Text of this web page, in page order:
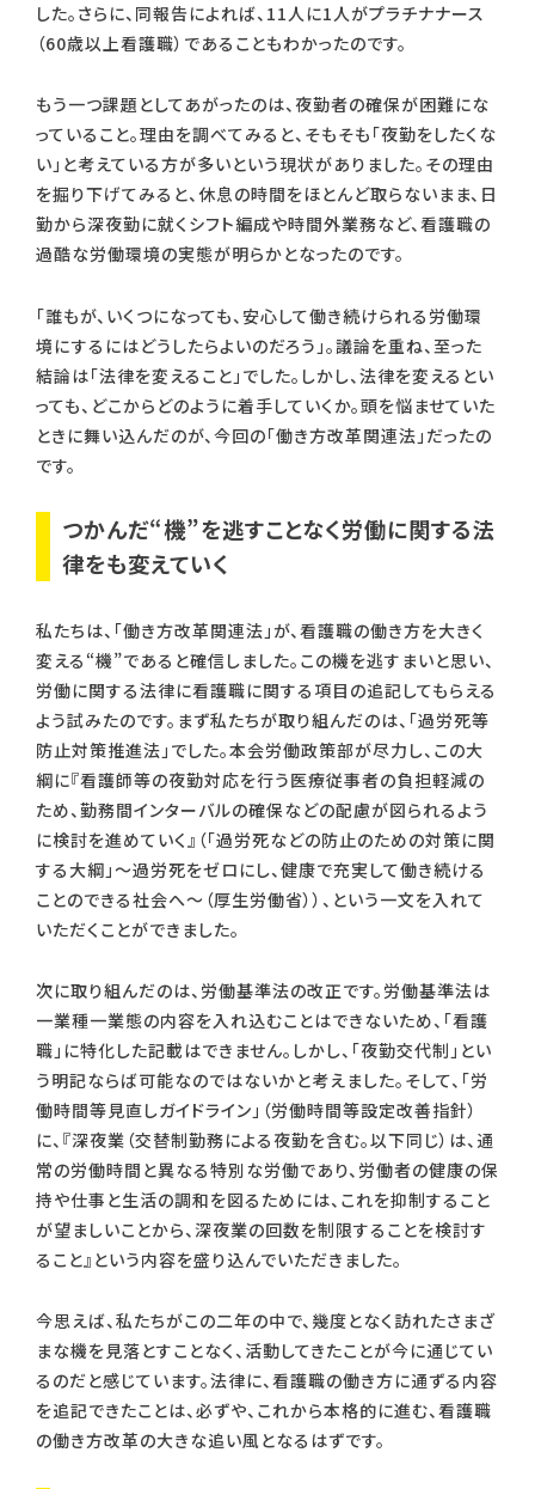
した。さらに、同報告によれば、11人に1人がプラチナナース
（60歳以上看護職）であることもわかったのです。
もう一つ課題としてあがったのは、夜勤者の確保が困難にな
っていること。理由を調べてみると、そもそも「夜勤をしたくな
い」と考えている方が多いという現状がありました。その理由
を掘り下げてみると、休息の時間をほとんど取らないまま、日
勤から深夜勤に就くシフト編成や時間外業務など、看護職の
過酷な労働環境の実態が明らかとなったのです。
「誰もが、いくつになっても、安心して働き続けられる労働環
境にするにはどうしたらよいのだろう」。議論を重ね、至った
結論は「法律を変えること」でした。しかし、法律を変えるとい
っても、どこからどのように着手していくか。頭を悩ませていた
ときに舞い込んだのが、今回の「働き方改革関連法」だったの
です。
つかんだ“機”を逃すことなく労働に関する法
律をも変えていく
私たちは、「働き方改革関連法」が、看護職の働き方を大きく
変える“機”であると確信しました。この機を逃すまいと思い、
労働に関する法律に看護職に関する項目の追記してもらえる
よう試みたのです。まず私たちが取り組んだのは、「過労死等
防止対策推進法」でした。本会労働政策部が尽力し、この大
綱に『看護師等の夜勤対応を行う医療従事者の負担軽減の
ため、勤務間インターバルの確保などの配慮が図られるよう
に検討を進めていく』（「過労死などの防止のための対策に関
する大綱」～過労死をゼロにし、健康で充実して働き続ける
ことのできる社会へ～（厚生労働省））、という一文を入れて
いただくことができました。
次に取り組んだのは、労働基準法の改正です。労働基準法は
一業種一業態の内容を入れ込むことはできないため、「看護
職」に特化した記載はできません。しかし、「夜勤交代制」とい
う明記ならば可能なのではないかと考えました。そして、「労
働時間等見直しガイドライン」（労働時間等設定改善指針）
に、『深夜業（交替制勤務による夜勤を含む。以下同じ）は、通
常の労働時間と異なる特別な労働であり、労働者の健康の保
持や仕事と生活の調和を図るためには、これを抑制すること
が望ましいことから、深夜業の回数を制限することを検討す
ること』という内容を盛り込んでいただきました。
今思えば、私たちがこの二年の中で、幾度となく訪れたさまざ
まな機を見落とすことなく、活動してきたことが今に通じてい
るのだと感じています。法律に、看護職の働き方に通ずる内容
を追記できたことは、必ずや、これから本格的に進む、看護職
の働き方改革の大きな追い風となるはずです。